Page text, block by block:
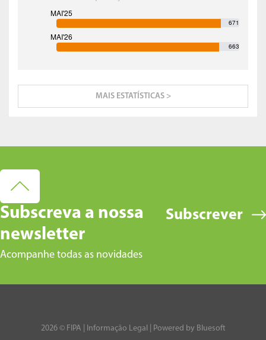
671
663
MAIS ESTATÍSTICAS >
Subscreva a nossa
newsletter
Acompanhe todas as novidades
Subscrever
2026 © FIPA | Informação Legal | Powered by Bluesoft